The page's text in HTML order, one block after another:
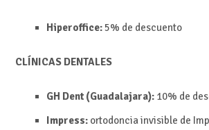
Hiperoffice:5% de descuento
CLÍNICAS DENTALES
GH Dent (Guadalajara):10% de
Impress:ortodoncia invisible de